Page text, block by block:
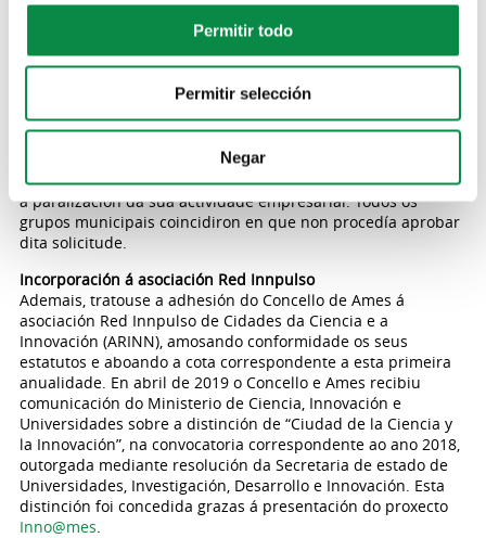
Permitir todo
Permitir selección
Negar
Outro dos asuntos abordados na comisión de Economía e
presentado por Serviocio contra o acordo plenario do 16 de
abril de 2020. En dita sesión plenaria aprobouse por
unanimidade a desestimación da solicitude feita pola
empresa concesionaria do complexo da piscina cuberta
municipal de Ames, para a compensación económica debido
a paralización da súa actividade empresarial. Todos os
grupos municipais coincidiron en que non procedía aprobar
dita solicitude.
Incorporación á asociación Red Innpulso
Ademais, tratouse a adhesión do Concello de Ames á
asociación Red Innpulso de Cidades da Ciencia e a
Innovación (ARINN), amosando conformidade os seus
estatutos e aboando a cota correspondente a esta primeira
anualidade. En abril de 2019 o Concello e Ames recibiu
comunicación do Ministerio de Ciencia, Innovación e
Universidades sobre a distinción de “Ciudad de la Ciencia y
la Innovación”, na convocatoria correspondente ao ano 2018,
outorgada mediante resolución da Secretaria de estado de
Universidades, Investigación, Desarrollo e Innovación. Esta
distinción foi concedida grazas á presentación do proxecto
Inno@mes.